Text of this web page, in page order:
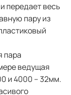
передает весь
пару из
пара
ведущая
и 4000 – 32мм.